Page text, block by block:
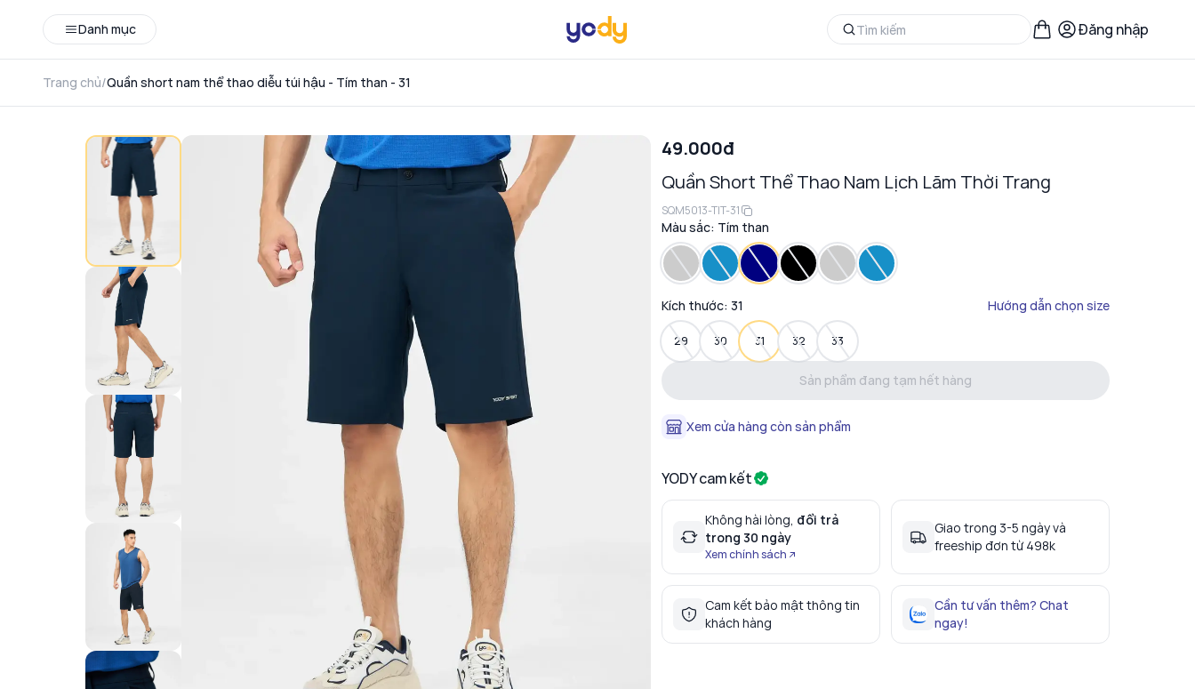
Danh mục Đăng nhập
Trang chủ/Quần short nam thể thao diễu túi hậu - Tím than - 31
49.000đ
Quần Short Thể Thao Nam Lịch Lãm Thời Trang
SQM5013-TIT-31
Màu sắc: Tím than
Kích thước: 31 Hướng dẫn chọn size
29 30 31 32 33
Sản phẩm đang tạm hết hàng
Xem cửa hàng còn sản phẩm
YODY cam kết
Không hài lòng, đổi trả
trong 30 ngày
Xem chính sách
Giao trong 3-5 ngày và
freeship đơn từ 498k
Cam kết bảo mật thông tin
khách hàng
Cần tư vấn thêm? Chat
ngay!